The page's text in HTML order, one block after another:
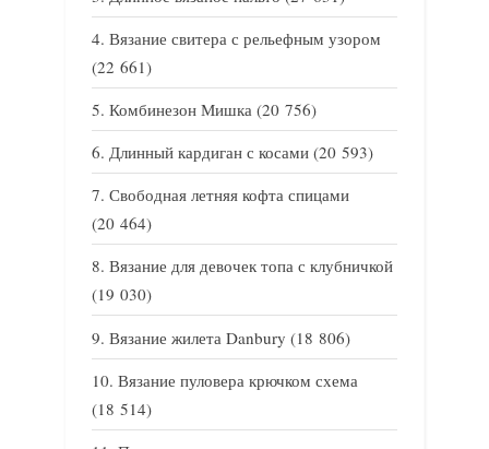
Вязание свитера с рельефным узором
(22 661)
Комбинезон Мишка (20 756)
Длинный кардиган с косами (20 593)
Свободная летняя кофта спицами
(20 464)
Вязание для девочек топа с клубничкой
(19 030)
Вязание жилета Danbury (18 806)
Вязание пуловера крючком схема
(18 514)